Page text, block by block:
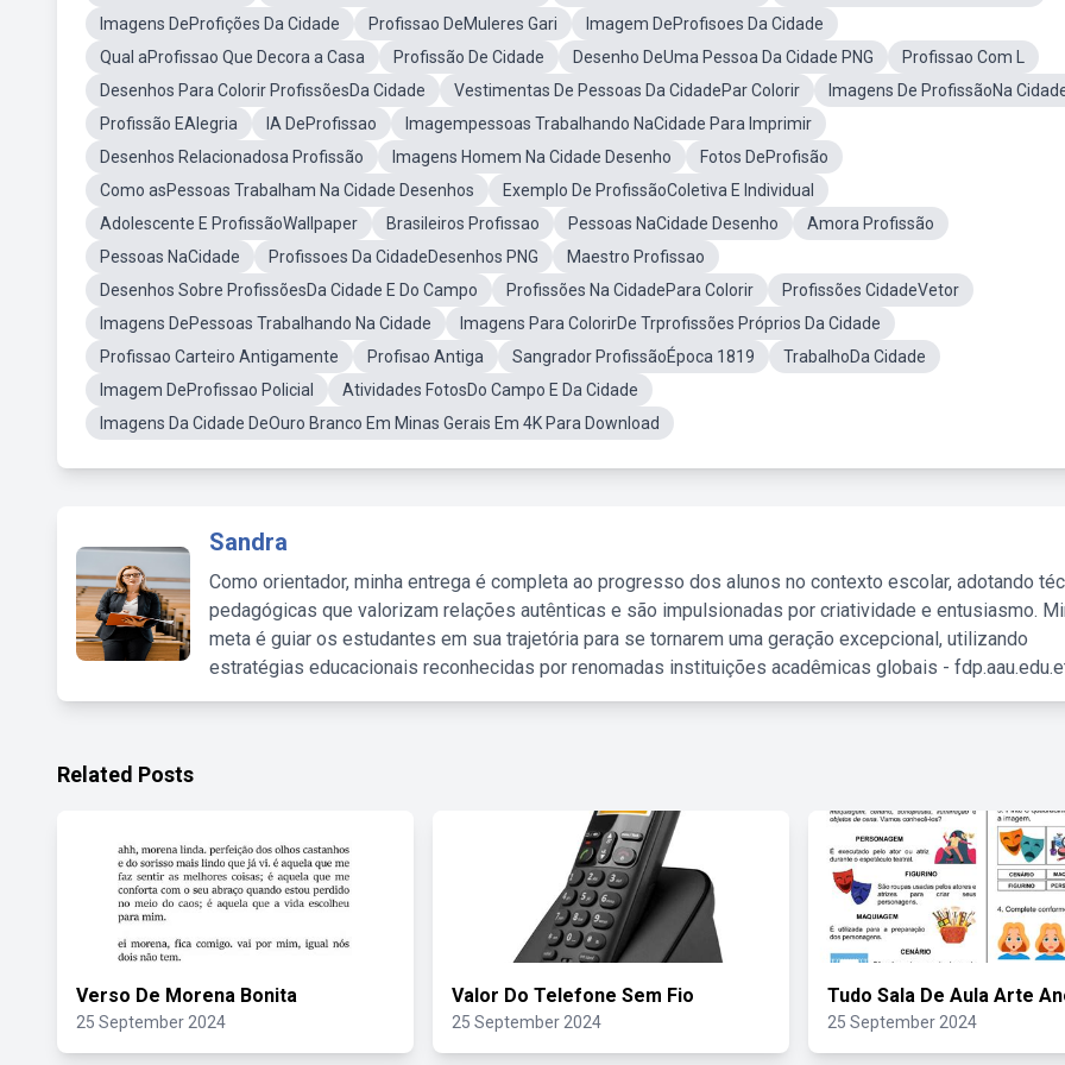
Imagens DeProfições Da Cidade Profissao DeMuleres Gari
Imagem DeProfisoes Da Cidade
Qual aProfissao Que Decora a Casa
Profissão De Cidade Desenho DeUma Pessoa Da Cidade PNG
Profissao Com L
Desenhos Para Colorir ProfissõesDa Cidade
Vestimentas De Pessoas Da CidadePar Colorir
Imagens De ProfissãoNa
Profissão EAlegria
IA DeProfissao
Imagempessoas Trabalhando NaCidade Para Imprimir
Desenhos Relacionadosa Profissão
Imagens Homem Na Cidade Desenho
Fotos DeProfisão
Como asPessoas Trabalham Na Cidade Desenhos
Exemplo De ProfissãoColetiva E Individual
Adolescente E ProfissãoWallpaper
Brasileiros Profissao Pessoas NaCidade Desenho
Amora Profissão
Pessoas NaCidade
Profissoes Da CidadeDesenhos PNG
Maestro Profissao
Desenhos Sobre ProfissõesDa Cidade E Do Campo
Profissões Na CidadePara Colorir
Profissões CidadeVetor
Imagens DePessoas Trabalhando Na Cidade
Imagens Para ColorirDe Trprofissões Próprios Da Cidade
Profissao Carteiro Antigamente
Profisao Antiga Sangrador ProfissãoÉpoca 1819
TrabalhoDa Cidade
Imagem DeProfissao Policial
Atividades FotosDo Campo E Da Cidade
Imagens Da Cidade DeOuro Branco Em Minas Gerais Em 4K Para Download
Sandra
Como orientador, minha entrega é completa ao progresso dos alunos no contexto escolar, adotando
pedagógicas que valorizam relações autênticas e são impulsionadas por criatividade e entusiasmo.
meta é guiar os estudantes em sua trajetória para se tornarem uma geração excepcional, utilizando
estratégias educacionais reconhecidas por renomadas instituições acadêmicas globais -
Related Posts
Verso De Morena Bonita
25 September 2024
Valor Do Telefone Sem Fio
25 September 2024
Tudo Sala De Aula Arte
25 September 2024